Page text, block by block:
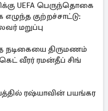
UEFA பெருந்தொகை
குற்றச்சாட்டு:
மறுப்பு
நடிகையை திருமணம்
வீரர் ரமன்தீப் சிங்
ரஷ்யாவின் பயங்கர